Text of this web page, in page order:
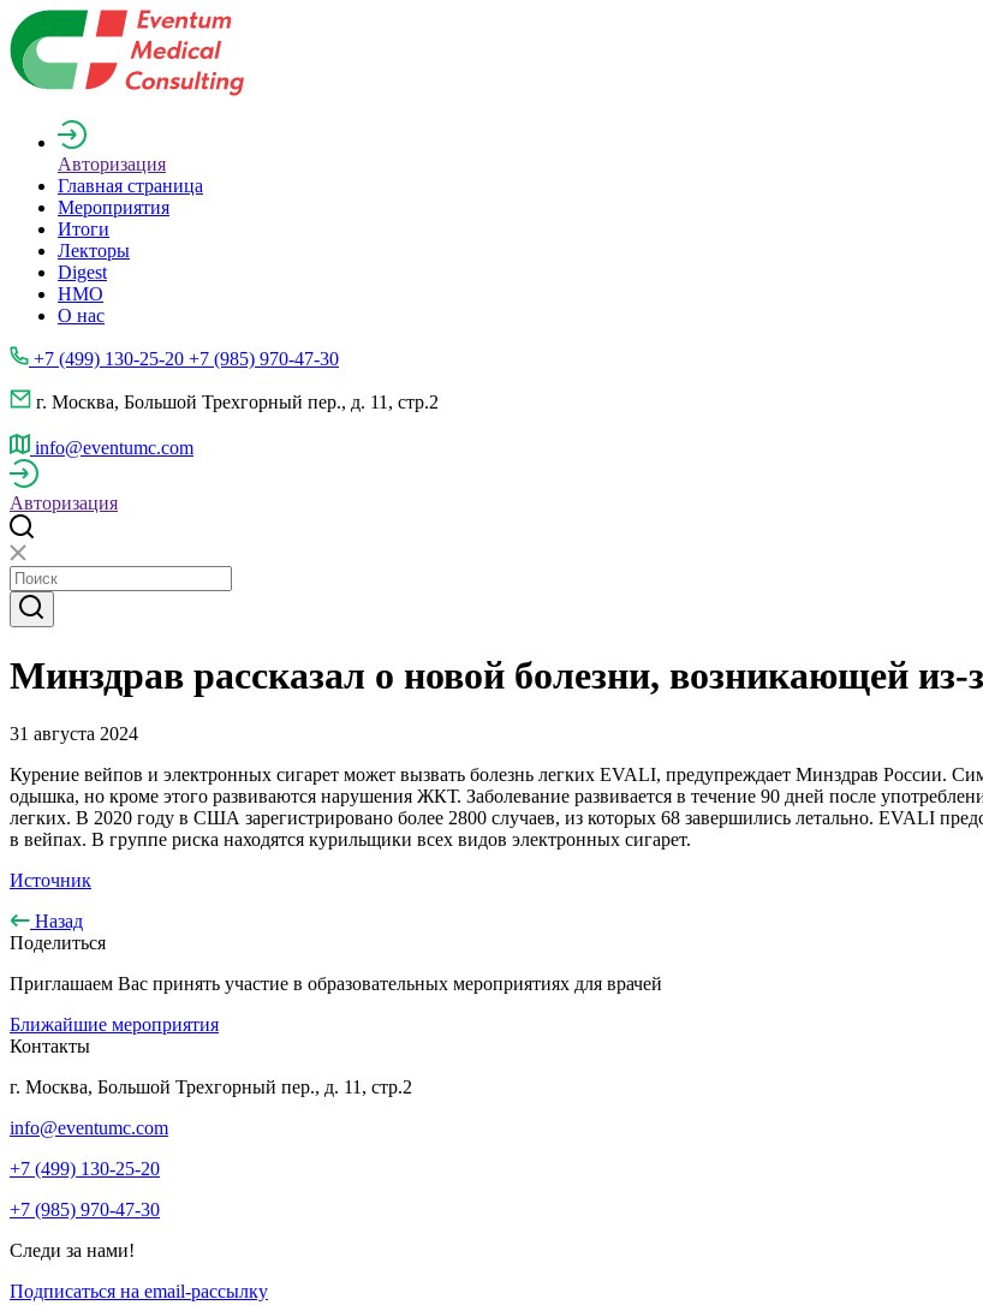
Авторизация
Главная страница
Мероприятия
Итоги
Лекторы
Digest
НМО
О нас
+7 (499) 130-25-20 +7 (985) 970-47-30
г. Москва, Большой Трехгорный пер., д. 11, стр.2
info@eventumc.com
Авторизация
Минздрав рассказал о новой болезни, возникающей
31 августа 2024
Курение вейпов и электронных сигарет может вызвать болезнь легких EVALI, предупреждает Минздрав России.
одышка, но кроме этого развиваются нарушения ЖКТ. Заболевание развивается в течение 90 дней после
легких. В 2020 году в США зарегистрировано более 2800 случаев, из которых 68 завершились летально. EVALI
в вейпах. В группе риска находятся курильщики всех видов электронных сигарет.
Источник
Назад
Поделиться
Приглашаем Вас принять участие в образовательных мероприятиях для врачей
Ближайшие мероприятия
Контакты
г. Москва, Большой Трехгорный пер., д. 11, стр.2
info@eventumc.com
+7 (499) 130-25-20
+7 (985) 970-47-30
Следи за нами!
Подписаться на email-рассылку